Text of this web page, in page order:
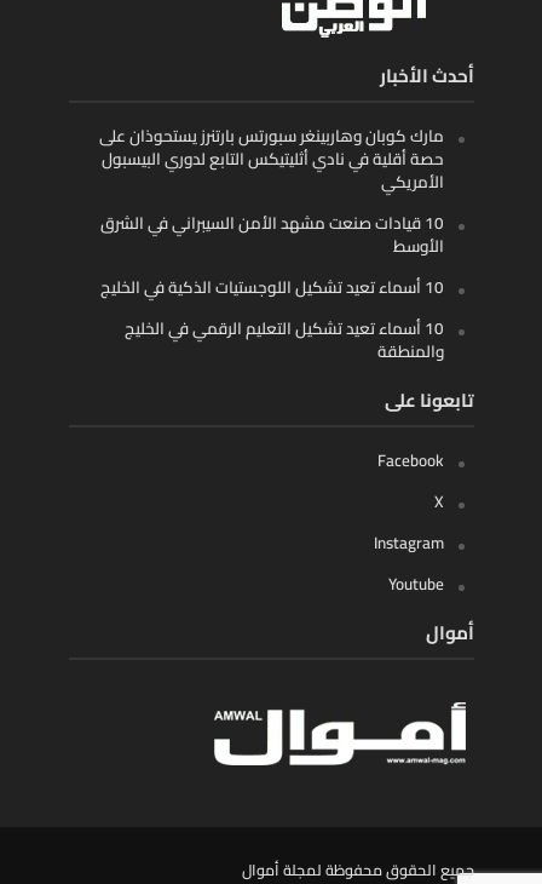
أحدث الأخبار
مارك كوبان وهاربينغر سبورتس بارتنرز يستحوذان على
حصة أقلية في نادي أثليتيكس التابع لدوري البيسبول
الأمريكي
10 قيادات صنعت مشهد الأمن السيبراني في الشرق
الأوسط
10 أسماء تعيد تشكيل اللوجستيات الذكية في الخليج
10 أسماء تعيد تشكيل التعليم الرقمي في الخليج
والمنطقة
تابعونا على
Facebook
X
Instagram
Youtube
أموال
جميع الحقوق محفوظة لمجلة أموال